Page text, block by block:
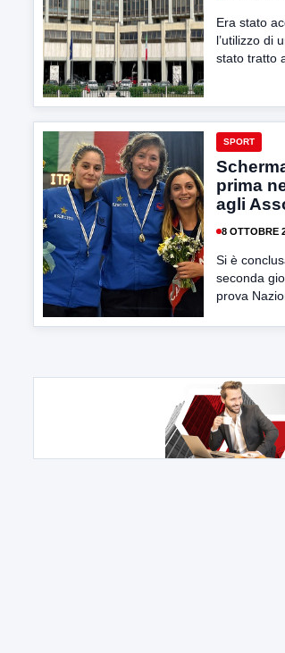
Era stato
l’utilizzo di
stato tratto
SPORT
prima
agli
8 OTTOBRE
Si è
seconda
prova